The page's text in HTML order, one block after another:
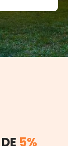
5%